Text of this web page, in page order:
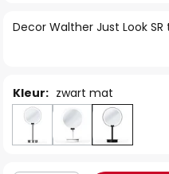
de
Decor Walther Just Look
Kleur: zwart mat